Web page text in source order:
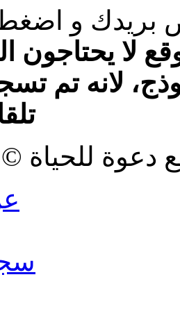
و اضغط
لا يحتاجون
لانه تم
© 2005-2026